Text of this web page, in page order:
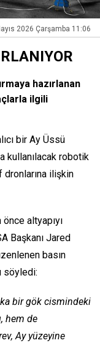
2026 Çarşamba 11:06
hazırlanan
ilgili
bir Ay Üssü
kullanılacak robotik
ilişkin
altyapıyı
Başkanı Jared
basın
söyledi:
bir gök cismindeki
hem de
Ay yüzeyine